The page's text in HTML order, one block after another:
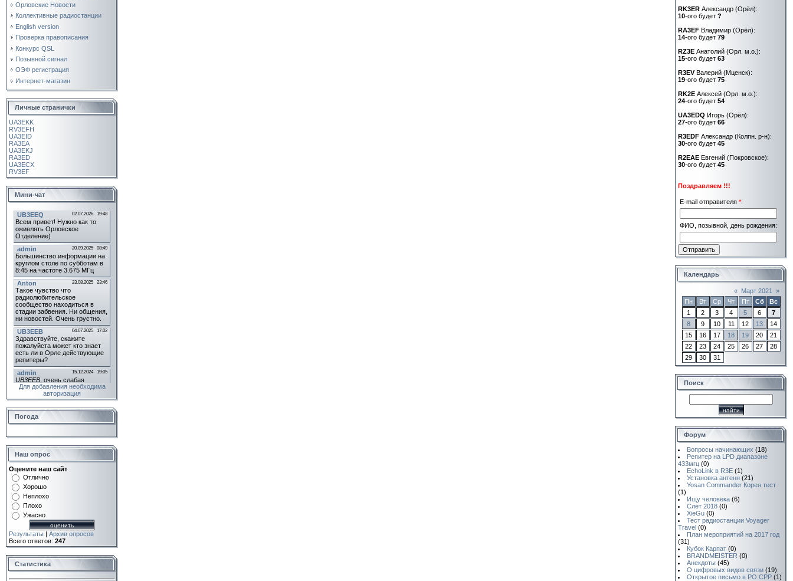
Орловские Новости
Коллективные радиостанции
English version
Проверка правописания
Конкурс QSL
Позывной сигнал
ОЭФ регистрация
Интернет-магазин
Личные странички
UA3EKK
RV3EFH
UA3EID
RA3EA
UA3EKJ
RA3ED
UA3ECX
RV3EF
Мини-чат
Для добавления необходима
авторизация
Погода
Наш опрос
Оцените наш сайт
Отлично
Хорошо
Неплохо
Плохо
Ужасно
Результаты | Архив опросов
Всего ответов: 247
Статистика
RK3ER Александр (Орёл):
10-ого будет ?
RA3EF Владимир (Орёл):
14-ого будет 79
RZ3E Анатолий (Орл. м.о.):
15-ого будет 63
R3EVВалерий (Мценск):
19-ого будет 75
RK2E Алексей (Орл. м.о.):
24-ого будет 54
UA3EDQ Игорь (Орёл):
27-ого будет 66
R3EDF Александр (Колпн. р-н):
30-ого будет 45
R2EAE Евгений (Покровское):
30-ого будет 45
Поздравляем !!!
E-mail отправителя *:
ФИО, позывной, день рождения:
Календарь
« Март 2021
»
Пн
Вт Ср Чт Пт Сб
Вс
1
2 3 4 5 6
7
8
9 10 11 12 13
14
15
16 17 18 19 20
21
22
23 24 25 26 27
28
29
30 31
Поиск
Форум
Вопросы начинающих (18)
Репитер на LPD диапазоне
433мгц (0)
EchoLink в R3E (1)
Установка антенн (21)
Yosan Commander Корея тест
(1)
Ищу человека (6)
Слет 2018 (0)
XieGu (0)
Тест радиостанции Voyager
Travel (0)
План мероприятий на 2017 год
(31)
Кубок Карпат (0)
BRANDMEISTER (0)
Анекдоты (45)
О цифровых видов связи (19)
Открытое письмо в РО СРР (1)